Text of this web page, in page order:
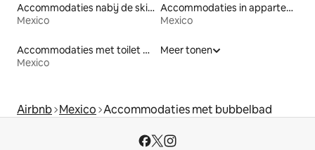
Accommodaties nabij de skipiste
Mexico
Accommodaties in appartementen met diensten
Mexico
Accommodaties met toilet op toegankelijke hoogte
Mexico
Meer tonen
Airbnb Mexico Accommodaties met bubbelbad